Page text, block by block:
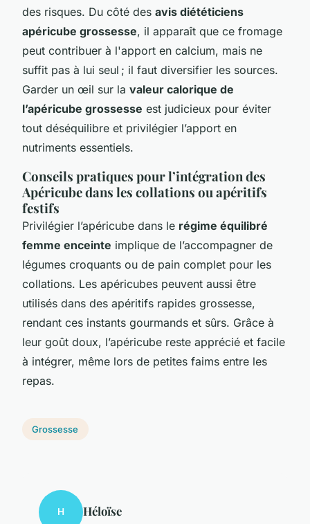
des risques. Du côté des avis diététiciens
apéricube grossesse, il apparaît que ce fromage
peut contribuer à l'apport en calcium, mais ne
suffit pas à lui seul ; il faut diversifier les sources.
Garder un œil sur la valeur calorique de
l’apéricube grossesse est judicieux pour éviter
tout déséquilibre et privilégier l’apport en
nutriments essentiels.
Conseils pratiques pour l’intégration des
Apéricube dans les collations ou apéritifs
festifs
Privilégier l’apéricube dans le régime équilibré
femme enceinte implique de l’accompagner de
légumes croquants ou de pain complet pour les
collations. Les apéricubes peuvent aussi être
utilisés dans des apéritifs rapides grossesse,
rendant ces instants gourmands et sûrs. Grâce à
leur goût doux, l’apéricube reste apprécié et facile
à intégrer, même lors de petites faims entre les
repas.
Grossesse
H Héloïse